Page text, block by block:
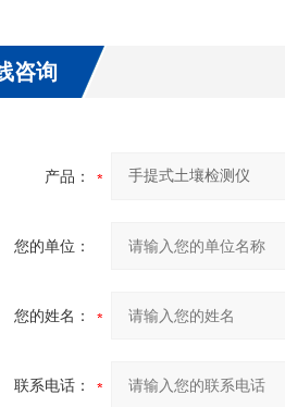
咨询
产品：
您的单位：
您的姓名：
联系电话：